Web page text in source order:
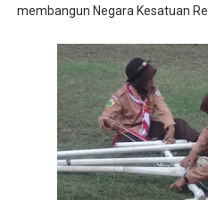
membangun Negara Kesatuan